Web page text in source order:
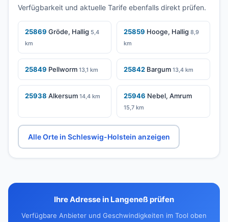
Verfügbarkeit und aktuelle Tarife ebenfalls direkt prüfen.
25869 Gröde, Hallig 5,4
km
25859 Hooge, Hallig 8,9
km
25849 Pellworm 13,1 km 25842 Bargum 13,4 km
25938 Alkersum 14,4 km 25946 Nebel, Amrum
15,7 km
Alle Orte in Schleswig-Holstein anzeigen
Ihre Adresse in Langeneß prüfen
Verfügbare Anbieter und Geschwindigkeiten im Tool oben